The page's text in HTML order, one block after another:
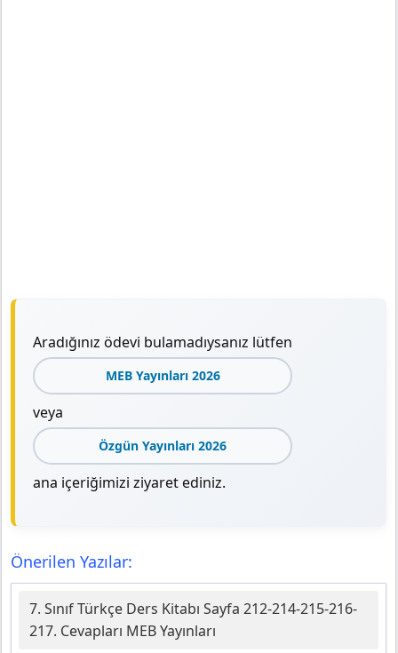
Aradığınız ödevi bulamadıysanız lütfen
MEB Yayınları 2026
veya
Özgün Yayınları 2026
ana içeriğimizi ziyaret ediniz.
Önerilen Yazılar:
7. Sınıf Türkçe Ders Kitabı Sayfa 212-214-215-216-
217. Cevapları MEB Yayınları